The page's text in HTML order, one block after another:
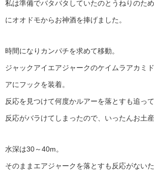
私は準備でバタバタしていたのとうねりのた
にオオドモからお神酒を捧げました。
時間になりカンパチを求めて移動。
ジャックアイエアジャークのケイムラアカミ
アにフックを装着。
反応を見つけて何度かルアーを落とすも追っ
反応がバラけてしまったので、いったんお土
水深は30～40m。
そのままエアジャークを落とすも反応がない